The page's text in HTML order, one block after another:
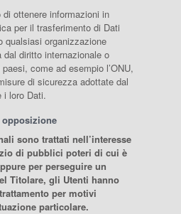
ottenere informazioni in
per il trasferimento di Dati
qualsiasi organizzazione
dal diritto internazionale o
come ad esempio l’ONU,
di sicurezza adottate dal
i loro Dati.
sono trattati nell’interesse
di pubblici poteri di cui è
per perseguire un
Titolare, gli Utenti hanno
per motivi
particolare.